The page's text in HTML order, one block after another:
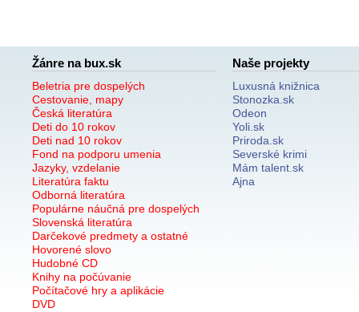
Žánre na bux.sk
Beletria pre dospelých
Cestovanie, mapy
Česká literatúra
Deti do 10 rokov
Deti nad 10 rokov
Fond na podporu umenia
Jazyky, vzdelanie
Literatúra faktu
Odborná literatúra
Populárne náučná pre dospelých
Slovenská literatúra
Darčekové predmety a ostatné
Hovorené slovo
Hudobné CD
Knihy na počúvanie
Počítačové hry a aplikácie
DVD
Naše projekty
Luxusná knižnica
Stonozka.sk
Odeon
Yoli.sk
Priroda.sk
Severské krimi
Mám talent.sk
Ajna